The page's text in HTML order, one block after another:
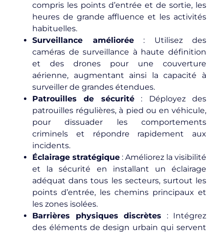
compris les points d’entrée et de sortie, les
heures de grande affluence et les activités
habituelles.
Surveillance améliorée: Utilisez des
caméras de surveillance à haute définition
et des drones pour une couverture
aérienne, augmentant ainsi la capacité à
surveiller de grandes étendues.
Patrouilles de sécurité: Déployez des
patrouilles régulières, à pied ou en véhicule,
pour dissuader les comportements
criminels et répondre rapidement aux
incidents.
Éclairage stratégique : Améliorez la visibilité
et la sécurité en installant un éclairage
adéquat dans tous les secteurs, surtout les
points d’entrée, les chemins principaux et
les zones isolées.
Barrières physiques discrètes : Intégrez
des éléments de design urbain qui servent